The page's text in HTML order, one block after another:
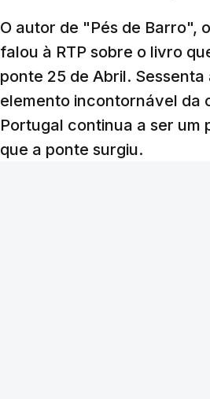
O autor de "Pés de Barro",
falou à RTP sobre o livro
ponte 25 de Abril.
elemento incontornável da
Portugal continua a ser um
que a ponte surgiu.